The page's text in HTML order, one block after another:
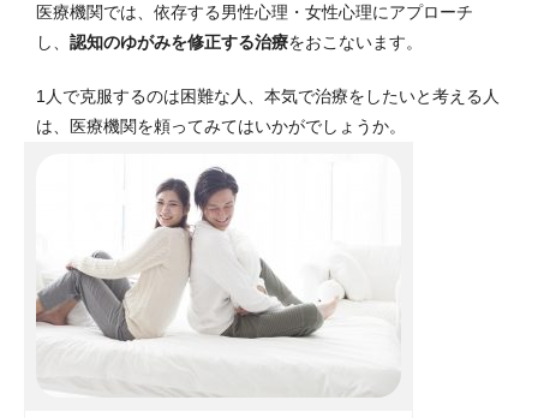
医療機関では、依存する男性心理・女性心理にアプローチ
し、 認知のゆがみを修正する治療をおこないます。
1人で克服するのは困難な人、本気で治療をしたいと考える人
は、医療機関を頼ってみてはいかがでしょうか。